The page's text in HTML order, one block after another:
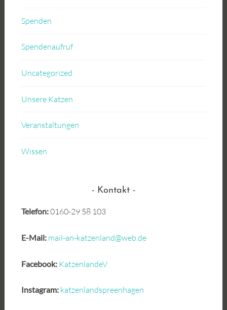
Spenden
Spendenaufruf
Uncategorized
Unsere Katzen
Veranstaltungen
Wissen
Kontakt
Telefon:0160-29 58 103
E-Mail: mail-an-katzenland@web.de
Facebook: KatzenlandeV
Instagram: katzenlandspreenhagen